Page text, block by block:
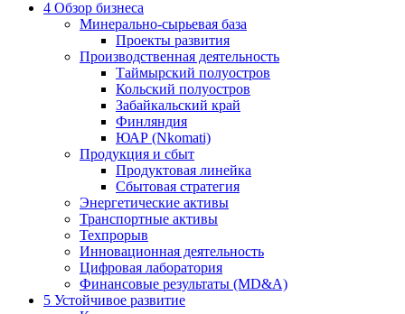
4 Обзор бизнеса
Минерально-сырьевая база
Проекты развития
Производственная деятельность
Таймырский полуостров
Кольский полуостров
Забайкальский край
Финляндия
ЮАР (Nkomati)
Продукция и сбыт
Продуктовая линейка
Сбытовая стратегия
Энергетические активы
Транспортные активы
Техпрорыв
Инновационная деятельность
Цифровая лаборатория
Финансовые результаты (MD&A)
5 Устойчивое развитие